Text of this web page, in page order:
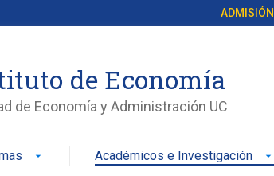
ADMISIÓN
de Economía
de Economía y Administración UC
arrow_drop_down Académicos e Investigación arrow_drop_down